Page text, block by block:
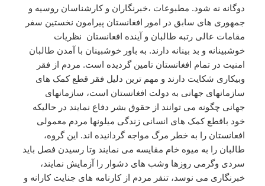
دوگانه نه شود. مطبوعات ،خبرنگاران و کارشناسان روسیه و
جمهوری های سابق در امور افغانستان پیرامون نخستین سفر
مقامات عالی رتبه طالبان و آینده افعانستان نظریات
خوشبینانه و بد بینانه دارند. به باور خوشبینان با آمدن طالبان
امنیت در تمام افغانستان تامین گردیده است. مردم از فقر
وبیکاری شکایت دارند و مهم ترین دلیل فقر قطع کمک های
سازمانهای جهانی به دولت افغانستان است، سازمانهای
جهانی چگونه می توانند از حقوق بشر دفاع نمایند در حالیکه
خود باقطع کمک های انسانی زندگی میلونها مردم معمولی
افعانستان را به خطر مرگ مواجه گردانیده اند. این گروه،
طالبان را به میوه خام مقایسه می نمایند وتا رسیدن فصل باید
سردی وگرمی روزها وشب های دشوار را آزمایش نمایند،
خبرنگاری می نوسد، تنفر مردم از کارنامه های جنایت کارانه و